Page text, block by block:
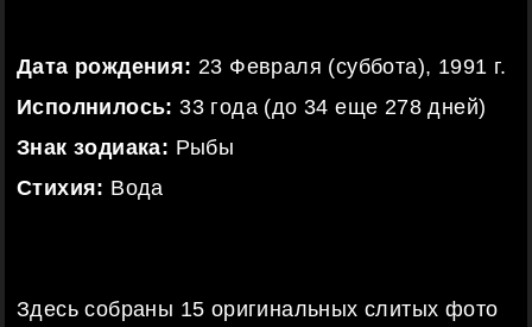
Дата рождения: 23 Февраля (суббота), 1991 г.
Исполнилось: 33 года (до 34 еще 278 дней)
Знак зодиака: Рыбы
Стихия: Вода
Здесь собраны 15 оригинальных слитых фото